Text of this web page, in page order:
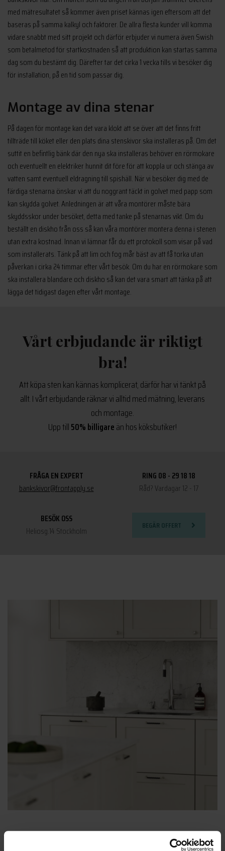
med mätresultatet så kommer även priset kännas igen eftersom att det
baseras på samma kalkyl och faktorer. De allra flesta kunder vill komma
vidare snabbt med sitt projekt och därför erbjuder vi numera även Swish
som betalmetod för startkostnaden så att produktion kan startas samma
dag som du bestämt dig. Därefter tar det cirka 1 vecka tills vi besöker dig
för installation, på en tid som passar dig.
Montage av dina stenar
På dagen för montage kan det vara klokt att se över att det finns fritt
tillträde till köket eller den plats dina stenskivor ska installeras på. Om det
suttit en befintlig bänk där den nya ska installeras behöver en rörmokare
och eventuellt en elektriker hunnit dit före för att koppla ur och stänga av
vatten samt eventuell eldragning till spishäll. När vi besöker dig med de
färdiga stenarna önskar vi att du noggrant täckt in golvet med papp som
kan skydda golvet. Anledningen är att våra montörer måste bära
skyddsskor under besöket, detta med tanke på stenarnas vikt. Om du
beställt en diskho från oss så kan våra montörer montera denna i stenen
utan extra kostnad. Innan vi lämnar får du ett protokoll som visar på vad
som installerats. Tänk på att lim och fog mår bäst av att få torka utan
påverkan i cirka 24 timmar efter vårt besök. Om du har en rörmokare som
ska installera blandare och diskho så kan det vara smart att tänka på att
lägga det tidigast dagen efter vårt montage.
Vårt erbjudande är riktigt
bra!
Att köpa sten kan kännas komplicerat, därför har vi tänkt på
allt. I vårt erbjudande räknar vi alltid med mätning, leverans
och montage.
Upp till50% billigareän hos köksbutiker!
FRÅGA EN EXPERT
bankskivor@frontapply.se
RING 08 - 29 18 18
Råd? Vardagar 12 - 17
BESÖK OSS
Heliosg.14 Stockholm
BEGÄR OFFERT
Bänkskivor komposit